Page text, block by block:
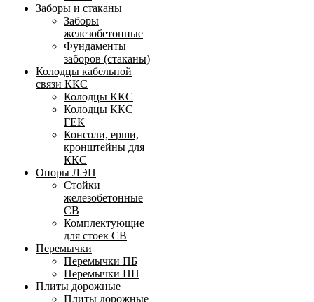
Заборы и стаканы
Заборы
железобетонные
Фундаменты
заборов (стаканы)
Колодцы кабельной
связи ККС
Колодцы ККС
Колодцы ККС
ГЕК
Консоли, ерши,
кронштейны для
ККС
Опоры ЛЭП
Стойки
железобетонные
СВ
Комплектующие
для стоек СВ
Перемычки
Перемычки ПБ
Перемычки ПП
Плиты дорожные
Плиты дорожные